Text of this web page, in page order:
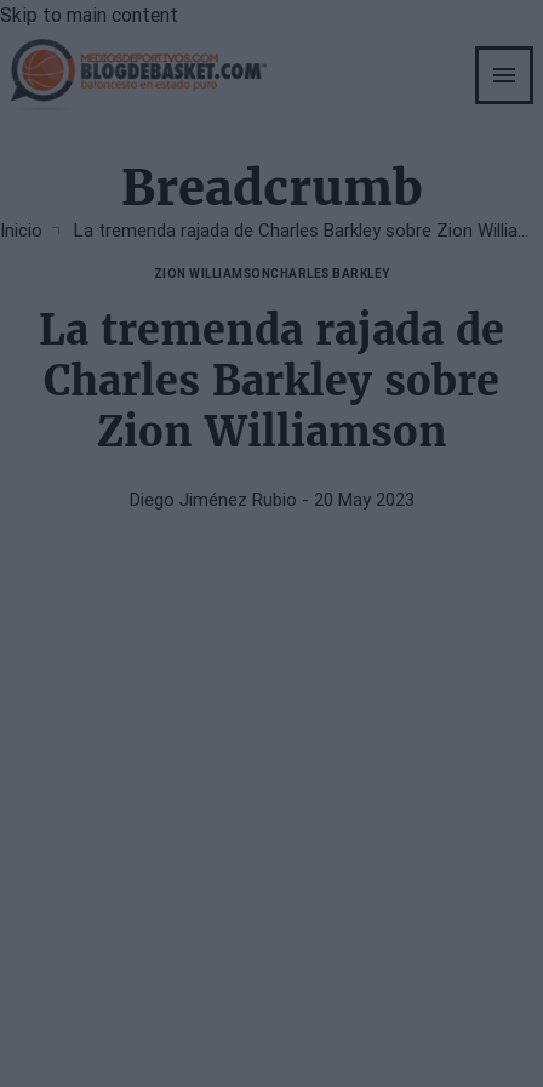
Skip to main content
Breadcrumb
Inicio La tremenda rajada de Charles Barkley sobre Zion Williamson
ZION WILLIAMSON CHARLES BARKLEY
La tremenda rajada de
Charles Barkley sobre
Zion Williamson
Diego Jiménez Rubio - 20 May 2023